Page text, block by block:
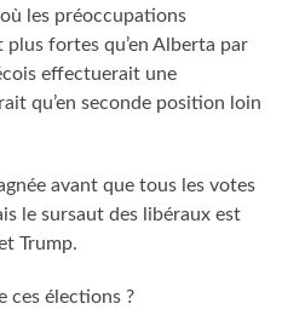
les préoccupations
fortes qu’en Alberta par
effectuerait une
qu’en seconde position loin
avant que tous les votes
le sursaut des libéraux est
Trump.
ces élections ?